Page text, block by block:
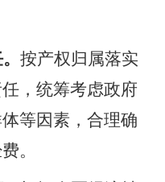
按产权归属落实
，统筹考虑政府
等因素，合理确
。